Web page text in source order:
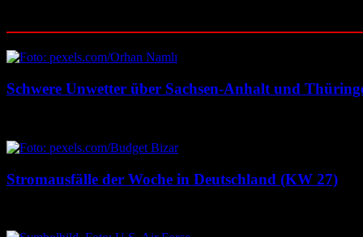
Schwere Unwetter über Sachsen-Anhalt und
Stromausfälle der Woche in Deutschland (KW 27)